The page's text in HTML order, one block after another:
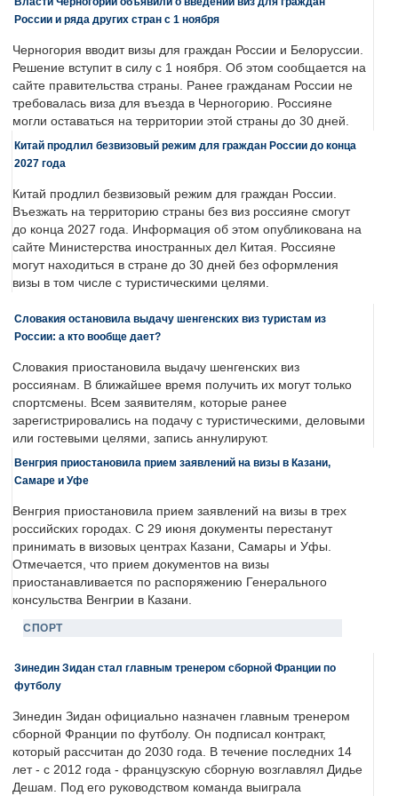
России и ряда других стран с 1 ноября
Черногория вводит визы для граждан России и Белоруссии.
Решение вступит в силу с 1 ноября. Об этом сообщается на
сайте правительства страны. Ранее гражданам России не
требовалась виза для въезда в Черногорию. Россияне
могли оставаться на территории этой страны до 30 дней.
Китай продлил безвизовый режим для граждан России до конца
2027 года
Китай продлил безвизовый режим для граждан России.
Въезжать на территорию страны без виз россияне смогут
до конца 2027 года. Информация об этом опубликована на
сайте Министерства иностранных дел Китая. Россияне
могут находиться в стране до 30 дней без оформления
визы в том числе с туристическими целями.
Словакия остановила выдачу шенгенских виз туристам из
России: а кто вообще дает?
Словакия приостановила выдачу шенгенских виз
россиянам. В ближайшее время получить их могут только
спортсмены. Всем заявителям, которые ранее
зарегистрировались на подачу с туристическими, деловыми
или гостевыми целями, запись аннулируют.
Венгрия приостановила прием заявлений на визы в Казани,
Самаре и Уфе
Венгрия приостановила прием заявлений на визы в трех
российских городах. С 29 июня документы перестанут
принимать в визовых центрах Казани, Самары и Уфы.
Отмечается, что прием документов на визы
приостанавливается по распоряжению Генерального
консульства Венгрии в Казани.
СПОРТ
Зинедин Зидан стал главным тренером сборной Франции по
футболу
Зинедин Зидан официально назначен главным тренером
сборной Франции по футболу. Он подписал контракт,
который рассчитан до 2030 года. В течение последних 14
лет - с 2012 года - французскую сборную возглавлял Дидье
Дешам. Под его руководством команда выиграла